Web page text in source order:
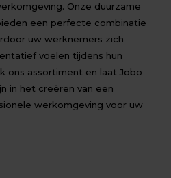
Onze duurzame
een perfecte combinatie
uw werknemers zich
voelen tijdens hun
ons assortiment en laat Jobo
in het creëren van een
werkomgeving voor uw